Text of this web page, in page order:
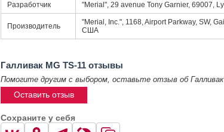
Разработчик "Merial", 29 avenue Tony Garnier, 69007,
Производитель
"Merial, Inc.", 1168, Airport Parkway, SW,
США
Галливак MG TS-11 отзывы
Помогите другим с выбором, оставьте отзыв об Галливак
Оставить отзыв
Сохраните у себя